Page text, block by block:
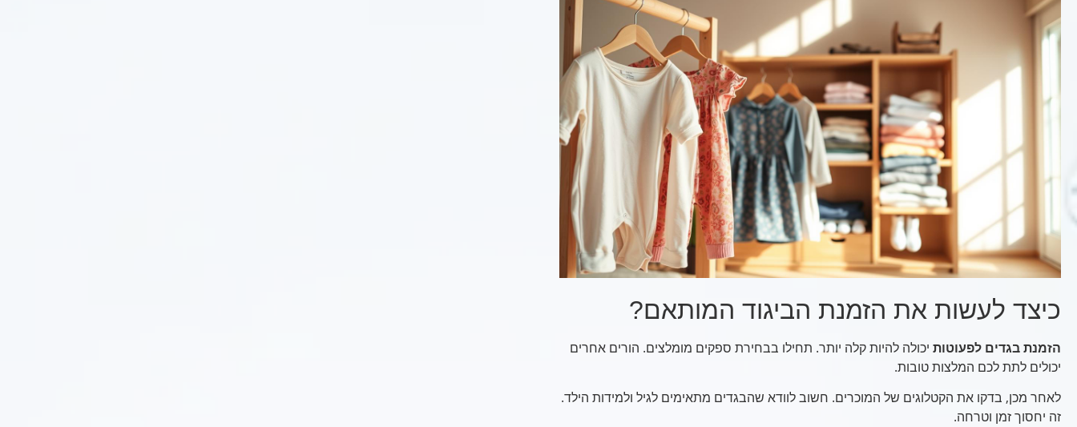
כיצד לעשות את הזמנת הביגוד המותאם?
הזמנת בגדים לפעוטות יכולה להיות קלה יותר. תחילו בבחירת ספקים מומלצים. הורים אחרים
יכולים לתת לכם המלצות טובות.
לאחר מכן, בדקו את הקטלוגים של המוכרים. חשוב לוודא שהבגדים מתאימים לגיל ולמידות הילד.
זה יחסוך זמן וטרחה.